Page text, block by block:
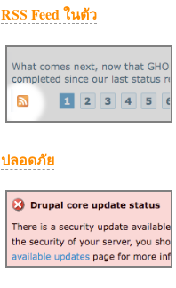
RSS Feed ในตัว
ปลอดภัย